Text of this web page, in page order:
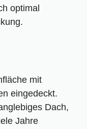
optimal
mit
eingedeckt.
Dach,
Jahre